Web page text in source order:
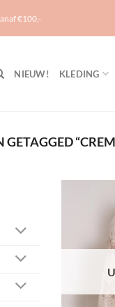
€100,-
NIEUW! KLEDING
GETAGGED